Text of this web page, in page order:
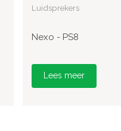
Luidsprekers
Nexo - PS8
Lees meer